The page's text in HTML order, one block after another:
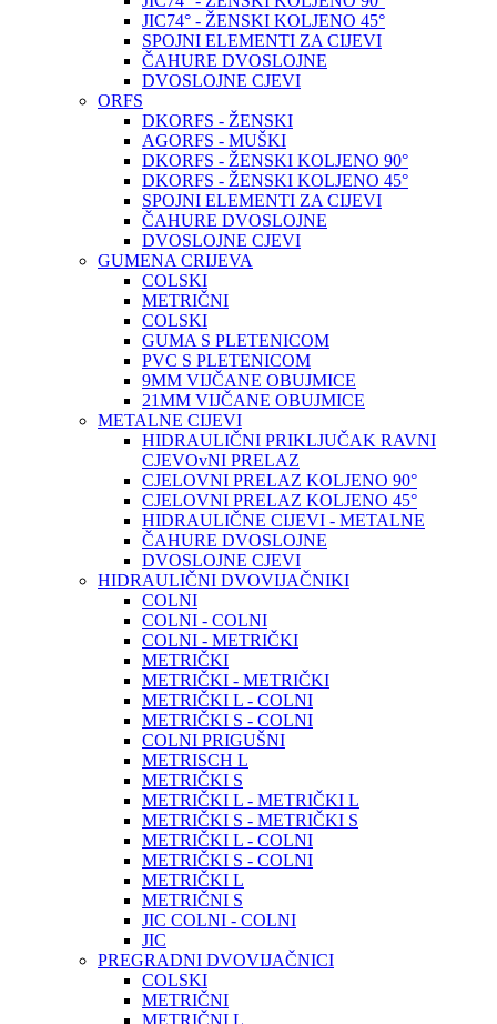
JIC74° - ŽENSKI KOLJENO 45°
SPOJNI ELEMENTI ZA CIJEVI
ČAHURE DVOSLOJNE
DVOSLOJNE CJEVI
ORFS
DKORFS - ŽENSKI
AGORFS - MUŠKI
DKORFS - ŽENSKI KOLJENO 90°
DKORFS - ŽENSKI KOLJENO 45°
SPOJNI ELEMENTI ZA CIJEVI
ČAHURE DVOSLOJNE
DVOSLOJNE CJEVI
GUMENA CRIJEVA
COLSKI
METRIČNI
COLSKI
GUMA S PLETENICOM
PVC S PLETENICOM
9MM VIJČANE OBUJMICE
21MM VIJČANE OBUJMICE
METALNE CIJEVI
HIDRAULIČNI PRIKLJUČAK RAVNI
CJEVOvNI PRELAZ
CJELOVNI PRELAZ KOLJENO 90°
CJELOVNI PRELAZ KOLJENO 45°
HIDRAULIČNE CIJEVI - METALNE
ČAHURE DVOSLOJNE
DVOSLOJNE CJEVI
HIDRAULIČNI DVOVIJAČNIKI
COLNI
COLNI - COLNI
COLNI - METRIČKI
METRIČKI
METRIČKI - METRIČKI
METRIČKI L - COLNI
METRIČKI S - COLNI
COLNI PRIGUŠNI
METRISCH L
METRIČKI S
METRIČKI L - METRIČKI L
METRIČKI S - METRIČKI S
METRIČKI L - COLNI
METRIČKI S - COLNI
METRIČKI L
METRIČNI S
JIC COLNI - COLNI
JIC
PREGRADNI DVOVIJAČNICI
COLSKI
METRIČNI
METRIČNI L